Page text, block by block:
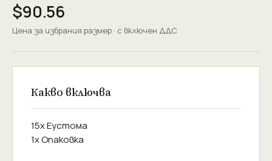
$90.56
Цена за избрания размер · с включен ДДС
Какво включва
15x Еустома
1x Опаковка